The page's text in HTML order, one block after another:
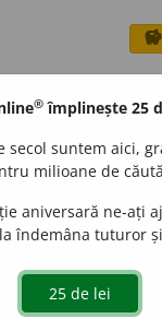
savings
volume_up (11)
® împlinește 25
secol suntem aici,
milioane de
aniversară ne-ați
îndemâna tuturor